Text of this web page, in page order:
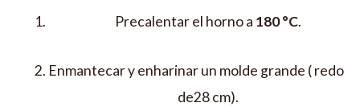
Precalentar el horno a 180 °C.
Enmantecar y enharinar un molde grande (
de28 cm).